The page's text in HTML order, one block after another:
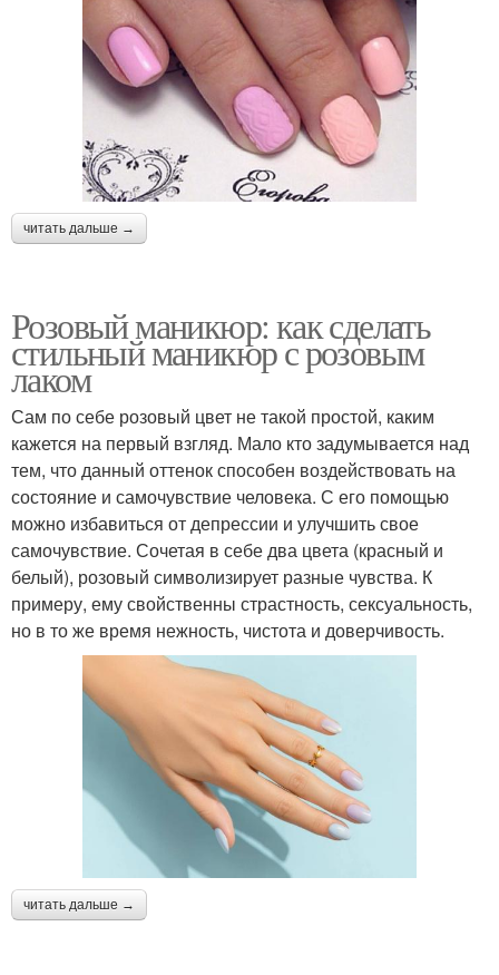
читать дальше →
Розовый маникюр: как сделать
стильный маникюр с розовым
лаком
Сам по себе розовый цвет не такой простой, каким
кажется на первый взгляд. Мало кто задумывается над
тем, что данный оттенок способен воздействовать на
состояние и самочувствие человека. С его помощью
можно избавиться от депрессии и улучшить свое
самочувствие. Сочетая в себе два цвета (красный и
белый), розовый символизирует разные чувства. К
примеру, ему свойственны страстность, сексуальность,
но в то же время нежность, чистота и доверчивость.
читать дальше →